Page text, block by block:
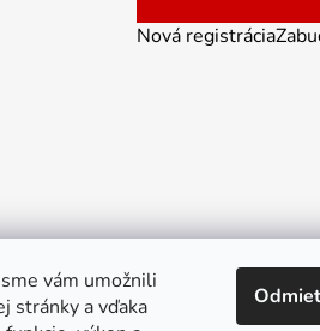
vám umožnili
stránky a vďaka
Nová registrácia